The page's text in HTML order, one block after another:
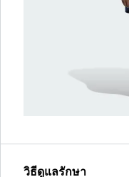
วิธีดูแลรักษา